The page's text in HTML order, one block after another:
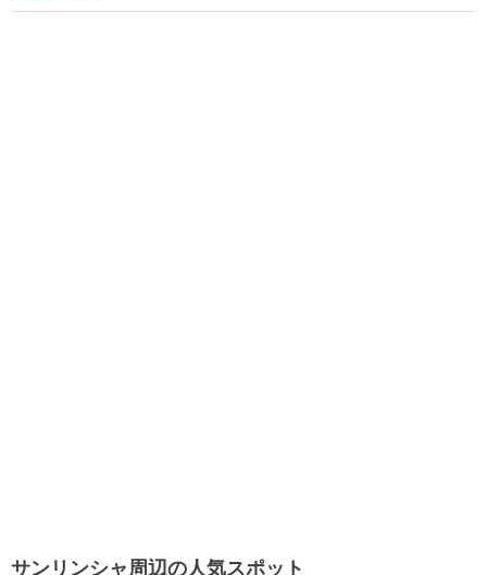
サンリンシャ周辺の人気スポット